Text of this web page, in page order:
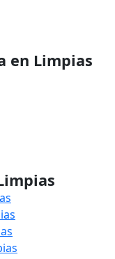
en Limpias